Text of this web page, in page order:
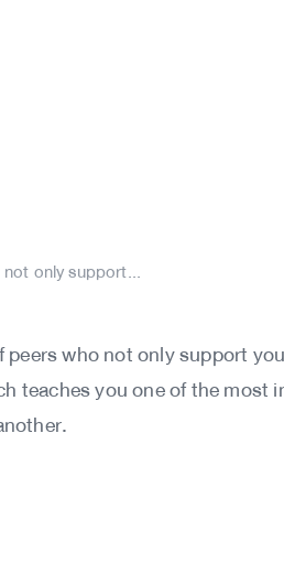
only support...
who not only support
teaches you one of the